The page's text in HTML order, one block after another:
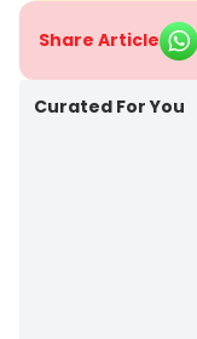
Share Article
Curated For You